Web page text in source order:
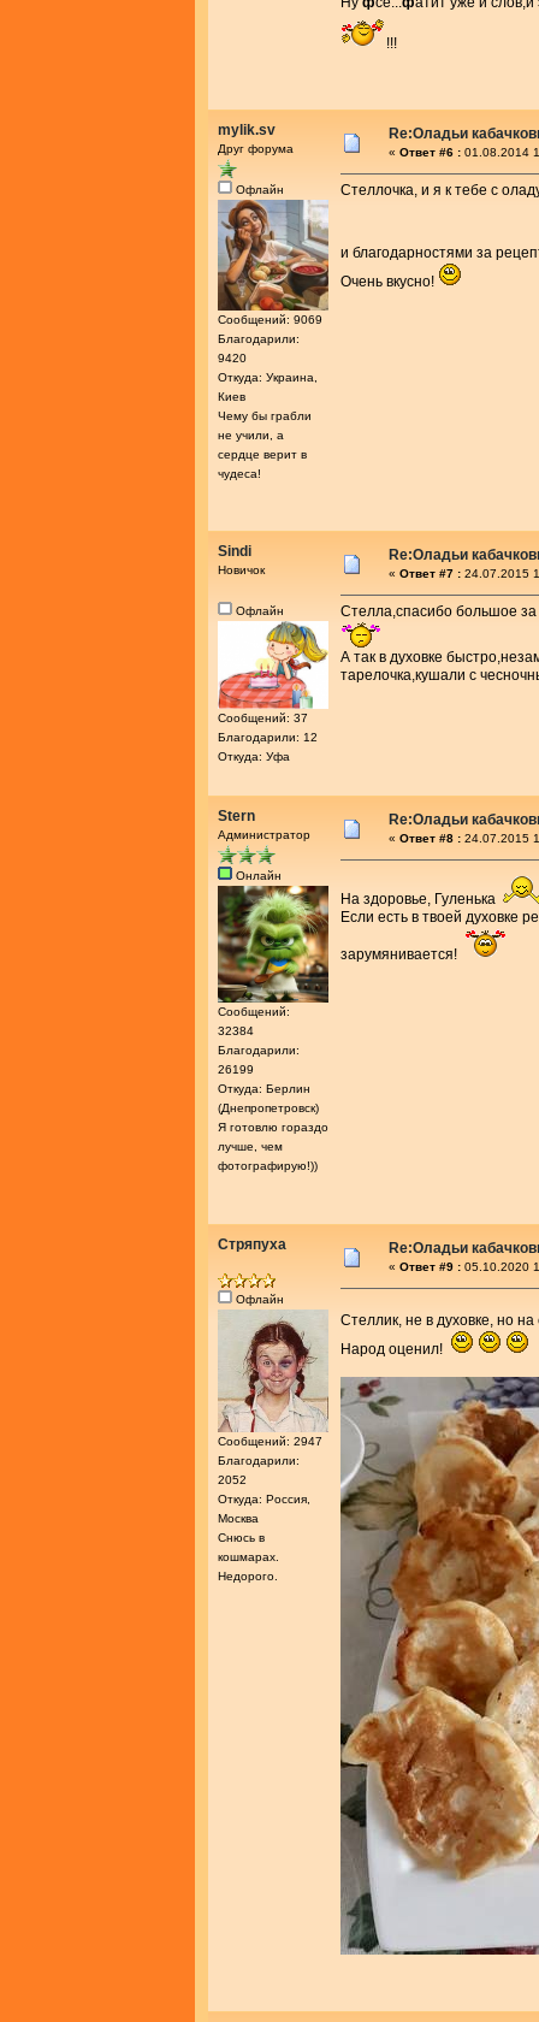
!!!
mylik.sv
Друг форума
Офлайн
Сообщений: 9069
Благодарили:
9420
Откуда: Украина,
Киев
Чему бы грабли
не учили, а
сердце верит в
чудеса!
Re:Оладьи
« Ответ #6 : 01.08.2014
Стеллочка, и я к тебе с
и благодарностями за
Очень вкусно!
Sindi
Новичок
Офлайн
Сообщений: 37
Благодарили: 12
Откуда: Уфа
Re:Оладьи
« Ответ #7 : 24.07.2015
Стелла,спасибо большое
А так в духовке
тарелочка,кушали с
Stern
Администратор
Онлайн
Сообщений:
32384
Благодарили:
26199
Откуда: Берлин
(Днепропетровск)
Я готовлю гораздо
лучше, чем
фотографирую!))
Re:Оладьи
« Ответ #8 : 24.07.2015
На здоровье, Гуленька
Если есть в твоей духовке
зарумянивается!
Стряпуха
Офлайн
Сообщений: 2947
Благодарили:
2052
Откуда: Россия,
Москва
Снюсь в
кошмарах.
Недорого.
Re:Оладьи
« Ответ #9 : 05.10.2020
Стеллик, не в духовке, но
Народ оценил!